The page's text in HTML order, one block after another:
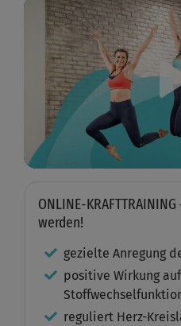
ONLINE-
werden!
gezielte Anregung
positive Wirkung auf
reguliert Herz-